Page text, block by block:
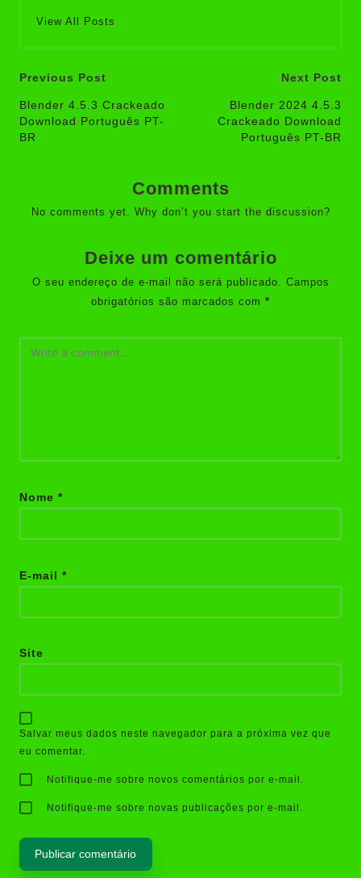
View All Posts
Post
navigation
Previous Post
Blender 4.5.3 Crackeado
Download Português PT-
BR
Next Post
Blender 2024 4.5.3
Crackeado Download
Português PT-BR
Comments
No comments yet. Why don’t you start the discussion?
Deixe um comentário
O seu endereço de e-mail não será publicado. Campos
obrigatórios são marcados com *
Nome *
E-mail *
Site
Salvar meus dados neste navegador para a próxima vez que
eu comentar.
Notifique-me sobre novos comentários por e-mail.
Notifique-me sobre novas publicações por e-mail.